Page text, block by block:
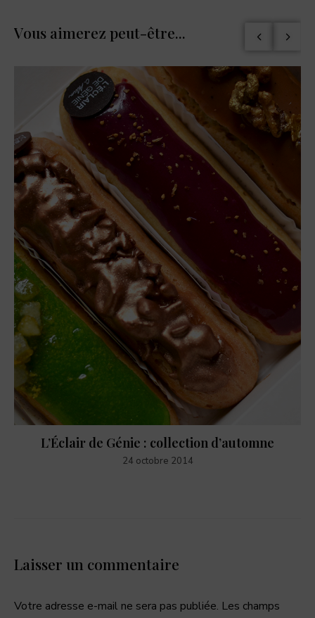
Vous aimerez peut-être...
L’Éclair de Génie : collection d’automne
24 octobre 2014
Laisser un commentaire
Votre adresse e-mail ne sera pas publiée. Les champs